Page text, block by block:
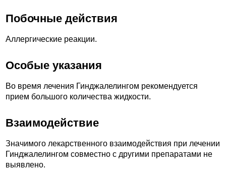
Побочные действия
Аллергические реакции.
Особые указания
Во время лечения Гинджалелингом рекомендуется
прием большого количества жидкости.
Взаимодействие
Значимого лекарственного взаимодействия при лечении
Гинджалелингом совместно с другими препаратами не
выявлено.